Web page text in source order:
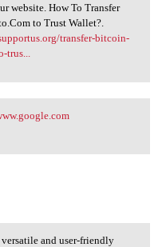
website. How To Transfer
to Trust Wallet?.
transfer-bitcoin-
www.google
and user-friendly